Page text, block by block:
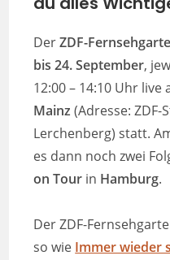
DerZDF-
bis 24. September,
12:00 – 14:10 Uhr
Mainz(Adresse: ZDF-
Lerchenberg) statt.
es dann noch zwei
on Tour in Hamburg.
Der ZDF-
so wie Immer wieder